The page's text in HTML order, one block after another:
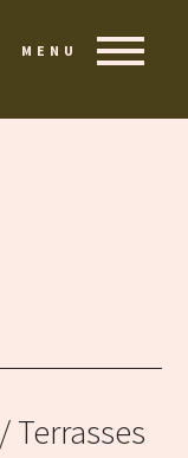
MENU
/ Terrasses